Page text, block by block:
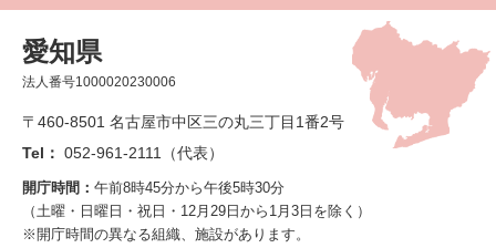
愛知県
法人番号1000020230006
〒460-8501 名古屋市中区三の丸三丁目1番2号
Tel： 052-961-2111（代表）
開庁時間： 午前8時45分から午後5時30分
（土曜・日曜日・祝日・12月29日から1月3日を除く）
※開庁時間の異なる組織、施設があります。